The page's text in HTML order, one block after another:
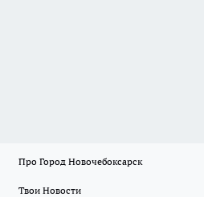
Про Город Новочебоксарск
Твои Новости